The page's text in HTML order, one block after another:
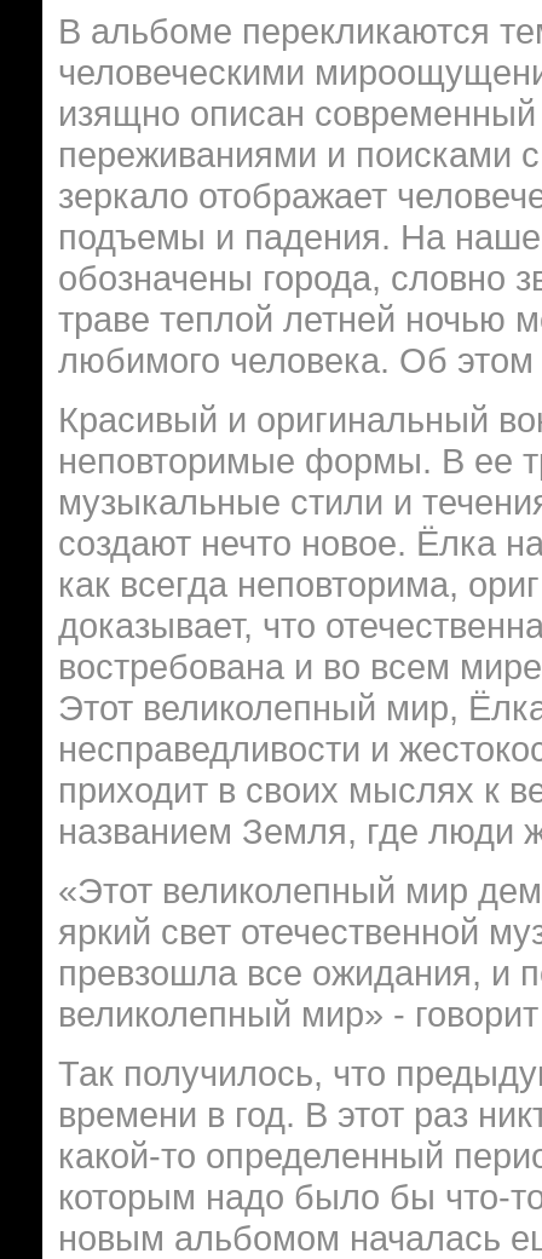
В альбоме перекликаются
человеческими
изящно описан
переживаниями и поисками
зеркало отображает
подъемы и падения. На
обозначены города, словно
траве теплой летней ночью
любимого человека. Об этом
Красивый и оригинальный
неповторимые формы. В ее
музыкальные стили и
создают нечто новое. Ёлка
как всегда неповторима,
доказывает, что
востребована и во всем
Этот великолепный мир,
несправедливости и
приходит в своих мыслях к
названием Земля, где люди
«Этот великолепный мир
яркий свет отечественной
превзошла все ожидания, и
великолепный мир» -
Так получилось, что
времени в год. В этот раз
какой-то определенный
которым надо было бы что-
новым альбомом началась